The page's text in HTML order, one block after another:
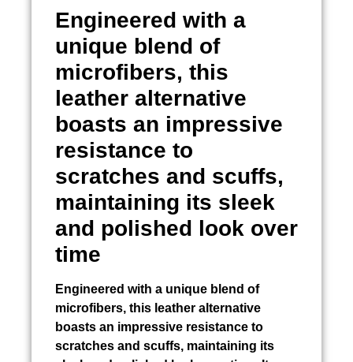
Engineered with a
unique blend of
microfibers, this
leather alternative
boasts an impressive
resistance to
scratches and scuffs,
maintaining its sleek
and polished look over
time
Engineered with a unique blend of
microfibers, this leather alternative
boasts an impressive resistance to
scratches and scuffs, maintaining its